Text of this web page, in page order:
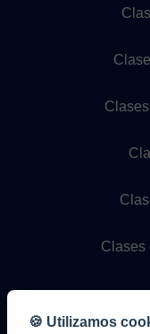
Clases
🍪 Utilizamos